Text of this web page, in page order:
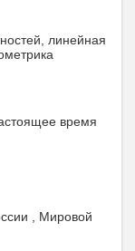
линейная
время
, Мировой